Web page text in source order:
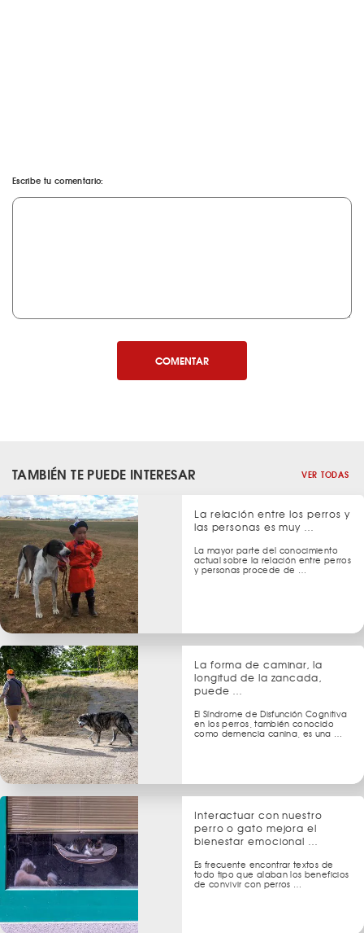
Escribe tu comentario:
COMENTAR
TAMBIÉN TE PUEDE INTERESAR VER TODAS
La relación entre los perros y
las personas es muy …
La mayor parte del conocimiento
actual sobre la relación entre perros
y personas procede de …
La forma de caminar, la
longitud de la zancada,
puede …
El Síndrome de Disfunción Cognitiva
en los perros, también conocido
como demencia canina, es una …
Interactuar con nuestro
perro o gato mejora el
bienestar emocional …
Es frecuente encontrar textos de
todo tipo que alaban los beneficios
de convivir con perros …